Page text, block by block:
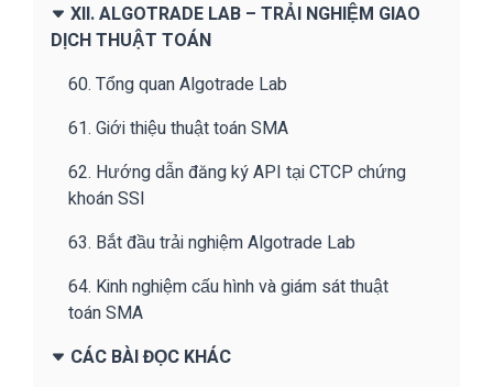
XII. ALGOTRADE LAB – TRẢI NGHIỆM GIAO
DỊCH THUẬT TOÁN
60. Tổng quan Algotrade Lab
61. Giới thiệu thuật toán SMA
62. Hướng dẫn đăng ký API tại CTCP chứng
khoán SSI
63. Bắt đầu trải nghiệm Algotrade Lab
64. Kinh nghiệm cấu hình và giám sát thuật
toán SMA
CÁC BÀI ĐỌC KHÁC